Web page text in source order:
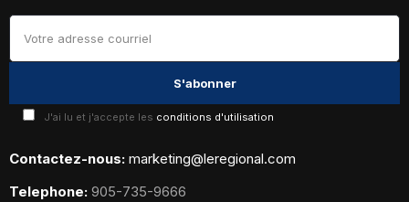
J'ai lu et j'accepte les conditions d'utilisation
Contactez-nous: marketing@leregional.com
Telephone: 905-735-9666